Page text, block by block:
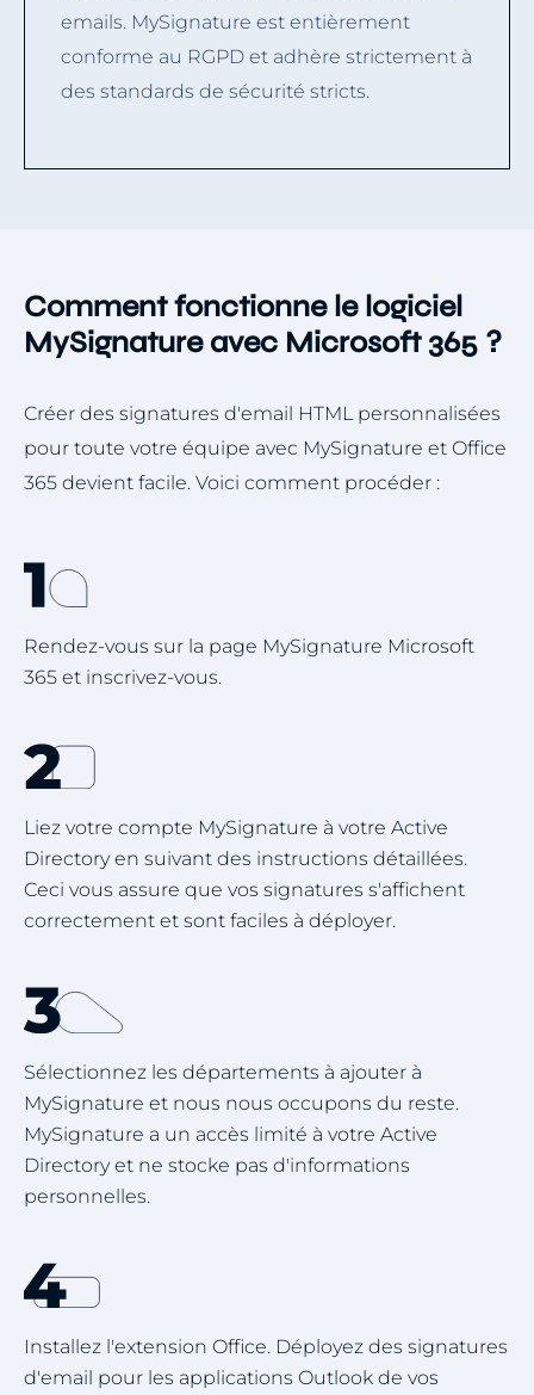
emails. MySignature est entièrement
conforme au RGPD et adhère strictement à
des standards de sécurité stricts.
Comment fonctionne le logiciel
MySignature avec Microsoft 365 ?
Créer des signatures d'email HTML personnalisées
pour toute votre équipe avec MySignature et Office
365 devient facile. Voici comment procéder :
Rendez-vous sur la page MySignature Microsoft
365 et inscrivez-vous.
Liez votre compte MySignature à votre Active
Directory en suivant des instructions détaillées.
Ceci vous assure que vos signatures s'affichent
correctement et sont faciles à déployer.
Sélectionnez les départements à ajouter à
MySignature et nous nous occupons du reste.
MySignature a un accès limité à votre Active
Directory et ne stocke pas d'informations
personnelles.
Installez l'extension Office. Déployez des signatures
d'email pour les applications Outlook de vos